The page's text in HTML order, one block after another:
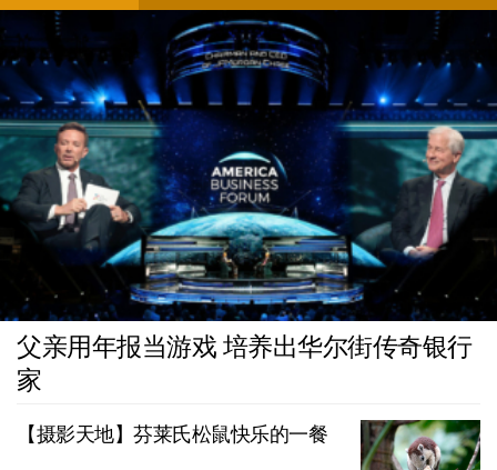
父亲用年报当游戏 培养出华尔街传奇银行
家
【摄影天地】芬莱氏松鼠快乐的一餐